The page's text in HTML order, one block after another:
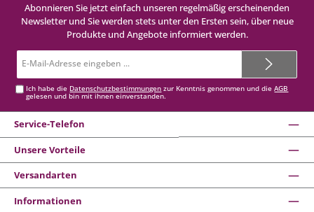
Abonnieren Sie jetzt einfach unseren regelmäßig erscheinenden
Newsletter und Sie werden stets unter den Ersten sein, über neue
Produkte und Angebote informiert werden.
Mail-
Ich habe die Datenschutzbestimmungen zur Kenntnis genommen und dieAGB
gelesen und bin mit ihnen einverstanden.
Service-Telefon
Unsere Vorteile
Versandarten
Informationen